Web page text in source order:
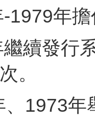
1979年
續發行
。
1973年